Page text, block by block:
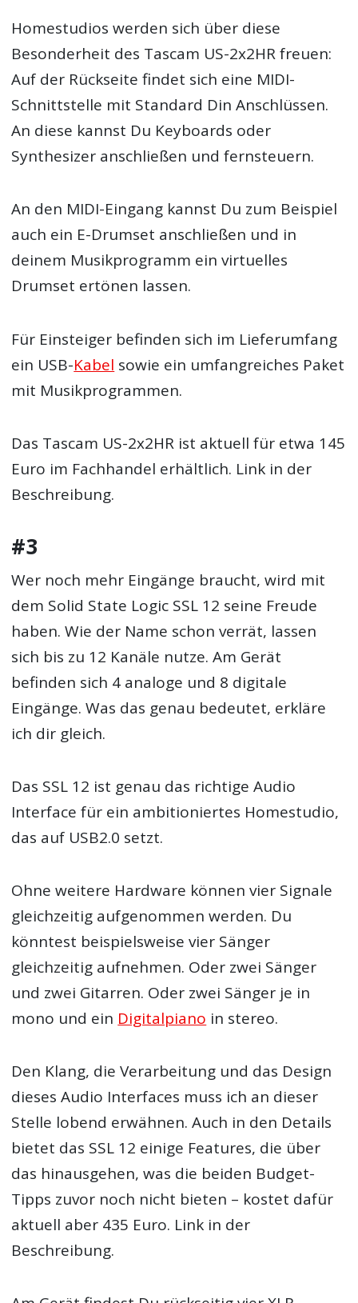
Homestudios werden sich über diese
Besonderheit des Tascam US-2x2HR freuen:
Auf der Rückseite findet sich eine MIDI-
Schnittstelle mit Standard Din Anschlüssen.
An diese kannst Du Keyboards oder
Synthesizer anschließen und fernsteuern.
An den MIDI-Eingang kannst Du zum Beispiel
auch ein E-Drumset anschließen und in
deinem Musikprogramm ein virtuelles
Drumset ertönen lassen.
Für Einsteiger befinden sich im Lieferumfang
ein USB-Kabel sowie ein umfangreiches Paket
mit Musikprogrammen.
Das Tascam US-2x2HR ist aktuell für etwa 145
Euro im Fachhandel erhältlich. Link in der
Beschreibung.
#3
Wer noch mehr Eingänge braucht, wird mit
dem Solid State Logic SSL 12 seine Freude
haben. Wie der Name schon verrät, lassen
sich bis zu 12 Kanäle nutze. Am Gerät
befinden sich 4 analoge und 8 digitale
Eingänge. Was das genau bedeutet, erkläre
ich dir gleich.
Das SSL 12 ist genau das richtige Audio
Interface für ein ambitioniertes Homestudio,
das auf USB2.0 setzt.
Ohne weitere Hardware können vier Signale
gleichzeitig aufgenommen werden. Du
könntest beispielsweise vier Sänger
gleichzeitig aufnehmen. Oder zwei Sänger
und zwei Gitarren. Oder zwei Sänger je in
mono und ein Digitalpiano in stereo.
Den Klang, die Verarbeitung und das Design
dieses Audio Interfaces muss ich an dieser
Stelle lobend erwähnen. Auch in den Details
bietet das SSL 12 einige Features, die über
das hinausgehen, was die beiden Budget-
Tipps zuvor noch nicht bieten – kostet dafür
aktuell aber 435 Euro. Link in der
Beschreibung.